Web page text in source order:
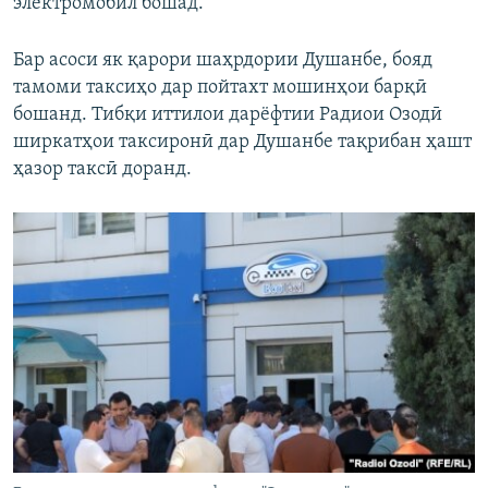
Бар асоси як қарори шаҳрдории Душанбе, бояд
тамоми таксиҳо дар пойтахт мошинҳои барқӣ
бошанд. Тибқи иттилои дарёфтии Радиои Озодӣ
ширкатҳои таксиронӣ дар Душанбе тақрибан ҳашт
ҳазор таксӣ доранд.